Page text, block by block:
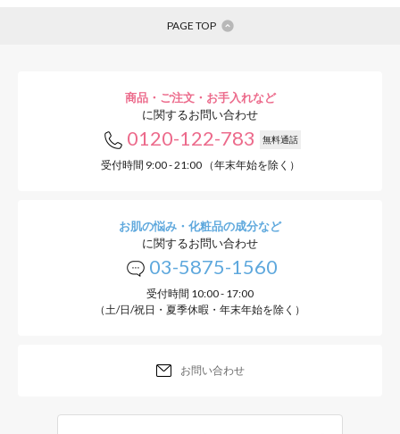
PAGE TOP
商品・ご注文・お手入れなど
に関するお問い合わせ
0120-122-783 無料通話
受付時間 9:00 - 21:00 （年末年始を除く）
お肌の悩み・化粧品の成分など
に関するお問い合わせ
03-5875-1560
受付時間 10:00 - 17:00
（土/日/祝日・夏季休暇・年末年始を除く）
お問い合わせ